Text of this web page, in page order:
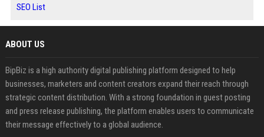
SEO List
ABOUT US
BipBiz is a high authority digital publishing platform designed to help
businesses, marketers and content creators expand their reach through
strategic content distribution. With a strong foundation in guest posting
and press release publishing, the platform enables users to communicate
their message effectively to a global audience.